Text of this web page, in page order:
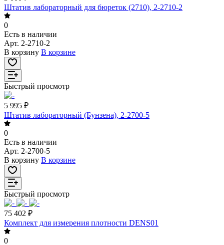
Штатив лабораторный для бюреток (2710), 2-2710-2
0
Есть в наличии
Арт. 2-2710-2
В корзину В корзине
Быстрый просмотр
5 995 ₽
Штатив лабораторный (Бунзена), 2-2700-5
0
Есть в наличии
Арт. 2-2700-5
В корзину В корзине
Быстрый просмотр
75 402 ₽
Комплект для измерения плотности DENS01
0